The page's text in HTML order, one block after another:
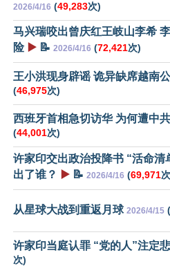
2026/4/16 (49,283次)
马兴瑞咬出曾庆红王岐山李希
险 ▶️ 📝 2026/4/16 (72,421次)
王小洪现身辟谣 诡异缺席越南
(46,975次)
西班牙首相急切访华 为何遭中
(44,001次)
许家印交出政治投降书 “活命清
出了谁？
▶️ 📝 2026/4/16 (69,971
从星球大战到重返月球 2026/4/15 (
许家印当庭认罪 “党的人”注定
次)